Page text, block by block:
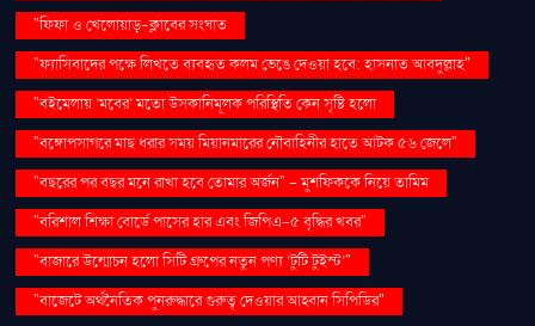
"ফিফা ও খেলোয়াড়-ক্লাবের সংঘাত
"ফ্যাসিবাদের পক্ষে লিখতে ব্যবহৃত কলম ভেঙে দেওয়া হবে: হাসনাত আবদুল্লাহ"
"বইমেলায় ‘মবের’ মতো উসকানিমূলক পরিস্থিতি কেন সৃষ্টি হলো
"বঙ্গোপসাগরে মাছ ধরার সময় মিয়ানমারের নৌবাহিনীর হাতে আটক ৫৬ জেলে"
"বছরের পর বছর মনে রাখা হবে তোমার অর্জন" – মুশফিককে নিয়ে তামিম
"বরিশাল শিক্ষা বোর্ডে পাসের হার এবং জিপিএ-৫ বৃদ্ধির খবর"
"বাজারে উন্মোচন হলো সিটি গ্রুপের নতুন পণ্য ‘টুটি টুইস্ট’"
"বাজেটে অর্থনৈতিক পুনরুদ্ধারে গুরুত্ব দেওয়ার আহ্বান সিপিডির"